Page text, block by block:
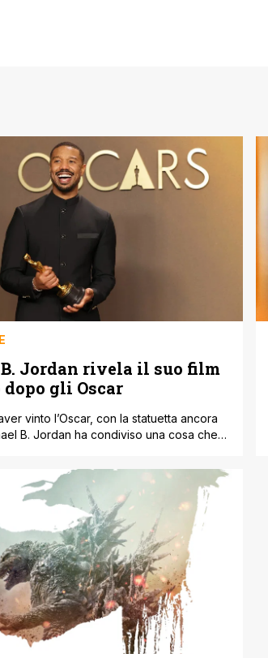
Jordan rivela il suo film
gli Oscar
vinto l’Oscar, con la statuetta ancora
B. Jordan ha condiviso una cosa che
di sempre, ha fatto il nome di
Una scelta che dice già tanto. Il
prodotto dallo Studio Ghibli, è [']